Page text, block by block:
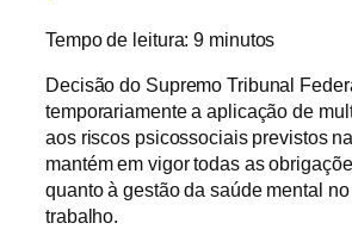
Tempo de leitura:9 minutos
Decisão do Supremo Tribunal
temporariamente a aplicação de
aos riscos psicossociais previstos
mantém em vigor todas as
quanto à gestão da saúde mental
trabalho.